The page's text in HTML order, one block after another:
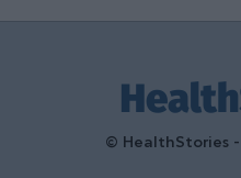
© HealthStories